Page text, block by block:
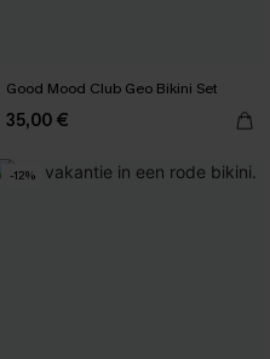
Good Mood Club Geo Bikini Set
35,00 €
-12%